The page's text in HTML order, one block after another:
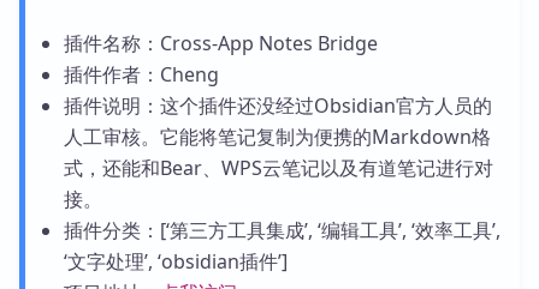
插件名称：Cross-App Notes Bridge
插件作者：Cheng
插件说明：这个插件还没经过Obsidian官方人员的
人工审核。它能将笔记复制为便携的Markdown格
式，还能和Bear、WPS云笔记以及有道笔记进行对
接。
插件分类：[‘第三方工具集成’, ‘编辑工具’, ‘效率工具’,
‘文字处理’, ‘obsidian插件’]